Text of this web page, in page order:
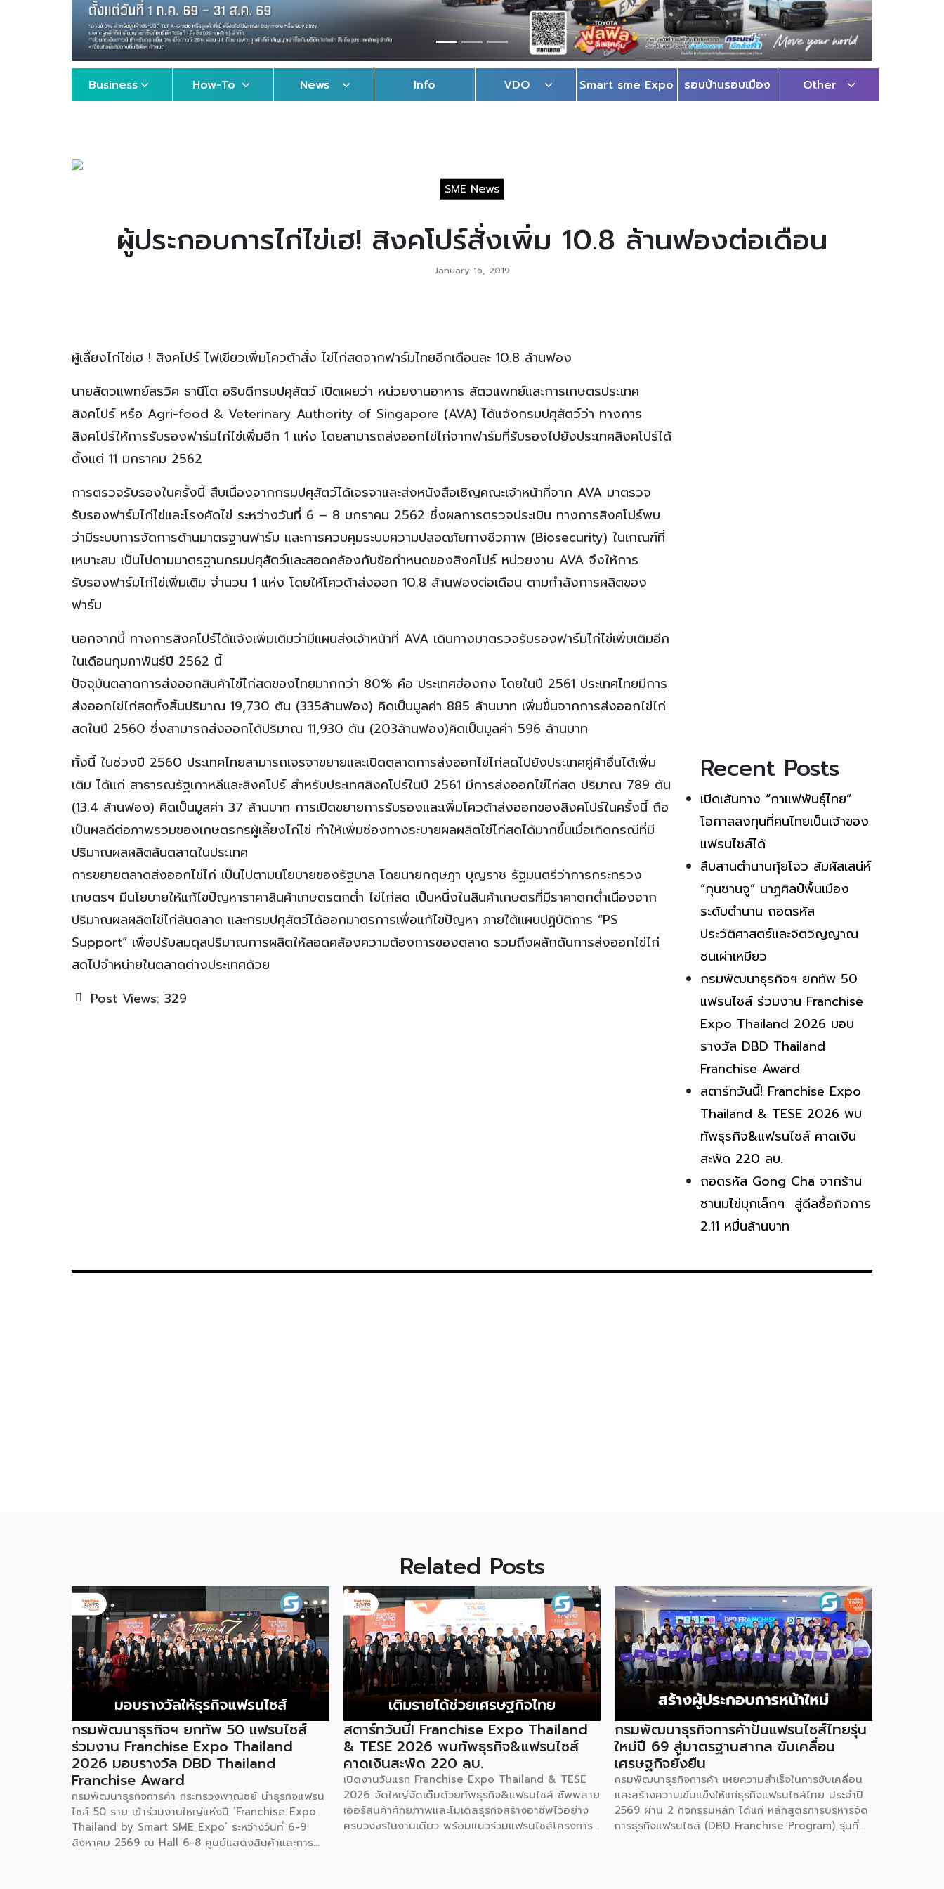
Business How-To News Info VDO Smart sme Expo รอบบ้านรอบเมือง Other
SME News
ผู้ประกอบการไก่ไข่เฮ! สิงคโปร์สั่งเพิ่ม 10.8 ล้านฟองต่อเดือน
January 16, 2019
ผู้เลี้ยงไก่ไข่เฮ ! สิงคโปร์ ไฟเขียวเพิ่มโควต้าสั่ง ไข่ไก่สดจากฟาร์มไทยอีกเดือนละ 10.8 ล้านฟอง
นายสัตวแพทย์สรวิศ ธานีโต อธิบดีกรมปศุสัตว์ เปิดเผยว่า หน่วยงานอาหาร สัตวแพทย์และการเกษตรประเทศ
สิงคโปร์ หรือ Agri-food & Veterinary Authority of Singapore (AVA) ได้แจ้งกรมปศุสัตว์ว่า ทางการ
สิงคโปร์ให้การรับรองฟาร์มไก่ไข่เพิ่มอีก 1 แห่ง โดยสามารถส่งออกไข่ไก่จากฟาร์มที่รับรองไปยังประเทศสิงคโปร์ได้
ตั้งแต่ 11 มกราคม 2562
การตรวจรับรองในครั้งนี้ สืบเนื่องจากกรมปศุสัตว์ได้เจรจาและส่งหนังสือเชิญคณะเจ้าหน้าที่จาก AVA มาตรวจ
รับรองฟาร์มไก่ไข่และโรงคัดไข่ ระหว่างวันที่ 6 – 8 มกราคม 2562 ซึ่งผลการตรวจประเมิน ทางการสิงคโปร์พบ
ว่ามีระบบการจัดการด้านมาตรฐานฟาร์ม และการควบคุมระบบความปลอดภัยทางชีวภาพ (Biosecurity) ในเกณฑ์ที่
เหมาะสม เป็นไปตามมาตรฐานกรมปศุสัตว์และสอดคล้องกับข้อกำหนดของสิงคโปร์ หน่วยงาน AVA จึงให้การ
รับรองฟาร์มไก่ไข่เพิ่มเติม จำนวน 1 แห่ง โดยให้โควต้าส่งออก 10.8 ล้านฟองต่อเดือน ตามกำลังการผลิตของ
ฟาร์ม
นอกจากนี้ ทางการสิงคโปร์ได้แจ้งเพิ่มเติมว่ามีแผนส่งเจ้าหน้าที่ AVA เดินทางมาตรวจรับรองฟาร์มไก่ไข่เพิ่มเติมอีก
ในเดือนกุมภาพันธ์ปี 2562 นี้
ปัจจุบันตลาดการส่งออกสินค้าไข่ไก่สดของไทยมากกว่า 80% คือ ประเทศฮ่องกง โดยในปี 2561 ประเทศไทยมีการ
ส่งออกไข่ไก่สดทั้งสิ้นปริมาณ 19,730 ตัน (335ล้านฟอง) คิดเป็นมูลค่า 885 ล้านบาท เพิ่มขึ้นจากการส่งออกไข่ไก่
สดในปี 2560 ซึ่งสามารถส่งออกได้ปริมาณ 11,930 ตัน (203ล้านฟอง)คิดเป็นมูลค่า 596 ล้านบาท
ทั้งนี้ ในช่วงปี 2560 ประเทศไทยสามารถเจรจาขยายและเปิดตลาดการส่งออกไข่ไก่สดไปยังประเทศคู่ค้าอื่นได้เพิ่ม
เติม ได้แก่ สาธารณรัฐเกาหลีและสิงคโปร์ สำหรับประเทศสิงคโปร์ในปี 2561 มีการส่งออกไข่ไก่สด ปริมาณ 789 ตัน
(13.4 ล้านฟอง) คิดเป็นมูลค่า 37 ล้านบาท การเปิดขยายการรับรองและเพิ่มโควต้าส่งออกของสิงคโปร์ในครั้งนี้ ถือ
เป็นผลดีต่อภาพรวมของเกษตรกรผู้เลี้ยงไก่ไข่ ทำให้เพิ่มช่องทางระบายผลผลิตไข่ไก่สดได้มากขึ้นเมื่อเกิดกรณีที่มี
ปริมาณผลผลิตล้นตลาดในประเทศ
การขยายตลาดส่งออกไข่ไก่ เป็นไปตามนโยบายของรัฐบาล โดยนายกฤษฎา บุญราช รัฐมนตรีว่าการกระทรวง
เกษตรฯ มีนโยบายให้แก้ไขปัญหาราคาสินค้าเกษตรตกต่ำ ไข่ไก่สด เป็นหนึ่งในสินค้าเกษตรที่มีราคาตกต่ำเนื่องจาก
ปริมาณผลผลิตไข่ไก่ล้นตลาด และกรมปศุสัตว์ได้ออกมาตรการเพื่อแก้ไขปัญหา ภายใต้แผนปฏิบัติการ “PS
Support” เพื่อปรับสมดุลปริมาณการผลิตให้สอดคล้องความต้องการของตลาด รวมถึงผลักดันการส่งออกไข่ไก่
สดไปจำหน่ายในตลาดต่างประเทศด้วย
Post Views: 329
Recent Posts
เปิดเส้นทาง “กาแฟพันธุ์ไทย”
โอกาสลงทุนที่คนไทยเป็นเจ้าของ
แฟรนไชส์ได้
สืบสานตำนานกุ้ยโจว สัมผัสเสน่ห์
“กุนซานจู” นาฏศิลป์พื้นเมือง
ระดับตำนาน ถอดรหัส
ประวัติศาสตร์และจิตวิญญาณ
ชนเผ่าเหมียว
กรมพัฒนาธุรกิจฯ ยกทัพ 50
แฟรนไชส์ ร่วมงาน Franchise
Expo Thailand 2026 มอบ
รางวัล DBD Thailand
Franchise Award
สตาร์ทวันนี้! Franchise Expo
Thailand & TESE 2026 พบ
ทัพธุรกิจ&แฟรนไชส์ คาดเงิน
สะพัด 220 ลบ.
ถอดรหัส Gong Cha จากร้าน
ชานมไข่มุกเล็กๆ สู่ดีลซื้อกิจการ
2.11 หมื่นล้านบาท
Related Posts
กรมพัฒนาธุรกิจฯ ยกทัพ 50 แฟรนไชส์
ร่วมงาน Franchise Expo Thailand
2026 มอบรางวัล DBD Thailand
Franchise Award
กรมพัฒนาธุรกิจการค้า กระทรวงพาณิชย์ นำธุรกิจแฟรน
ไชส์ 50 ราย เข้าร่วมงานใหญ่แห่งปี ‘Franchise Expo
Thailand by Smart SME Expo’ ระหว่างวันที่ 6-9
สิงหาคม 2569 ณ Hall 6-8 ศูนย์แสดงสินค้าและการ
สตาร์ทวันนี้! Franchise Expo Thailand
& TESE 2026 พบทัพธุรกิจ&แฟรนไชส์
คาดเงินสะพัด 220 ลบ.
เปิดงานวันแรก Franchise Expo Thailand & TESE
2026 จัดใหญ่จัดเต็มด้วยทัพธุรกิจ&แฟรนไชส์ ซัพพลาย
เออร์สินค้าศักยภาพและโมเดลธุรกิจสร้างอาชีพไว้อย่าง
ครบวงจรในงานเดียว พร้อมแนวร่วมแฟรนไชส์โครงการ
กรมพัฒนาธุรกิจการค้าปั้นแฟรนไชส์ไทยรุ่น
ใหม่ปี 69 สู่มาตรฐานสากล ขับเคลื่อน
เศรษฐกิจยั่งยืน
กรมพัฒนาธุรกิจการค้า เผยความสำเร็จในการขับเคลื่อน
และสร้างความเข้มแข็งให้แก่ธุรกิจแฟรนไชส์ไทย ประจำปี
2569 ผ่าน 2 กิจกรรมหลัก ได้แก่ หลักสูตรการบริหารจัด
การธุรกิจแฟรนไชส์ (DBD Franchise Program) รุ่นที่